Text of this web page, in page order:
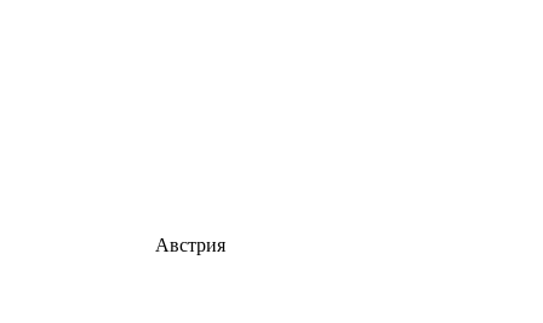
Австрия